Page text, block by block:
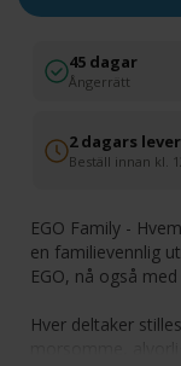
45 dagar
Ångerrätt
2 dagars
Beställ innan kl.
EGO Family -
en familievennlig
EGO, nå også
Hver deltaker
morsomme,